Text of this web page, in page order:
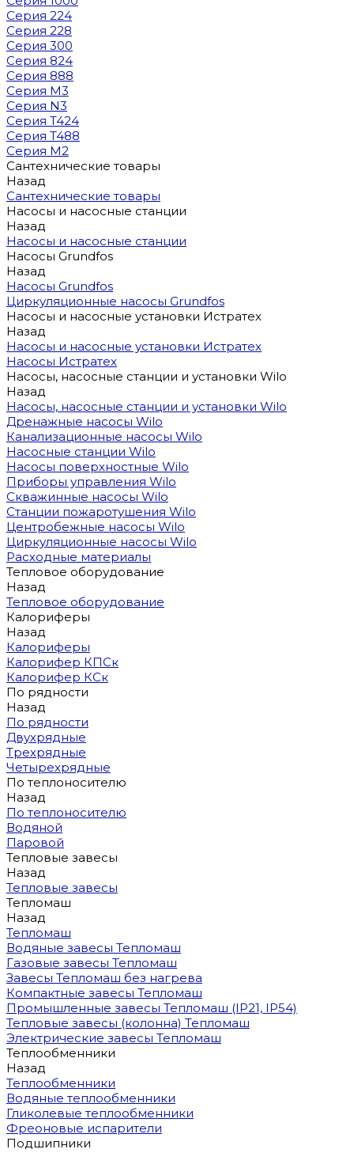
Серия 224
Серия 228
Серия 300
Серия 824
Серия 888
Серия M3
Серия N3
Серия T424
Серия T488
Серия М2
Сантехнические товары
Назад
Сантехнические товары
Насосы и насосные станции
Назад
Насосы и насосные станции
Насосы Grundfos
Назад
Насосы Grundfos
Циркуляционные насосы Grundfos
Насосы и насосные установки Истратех
Назад
Насосы и насосные установки Истратех
Насосы Истратех
Насосы, насосные станции и установки Wilo
Назад
Насосы, насосные станции и установки Wilo
Дренажные насосы Wilo
Канализационные насосы Wilo
Насосные станции Wilo
Насосы поверхностные Wilo
Приборы управления Wilo
Скважинные насосы Wilo
Станции пожаротушения Wilo
Центробежные насосы Wilo
Циркуляционные насосы Wilo
Расходные материалы
Тепловое оборудование
Назад
Тепловое оборудование
Калориферы
Назад
Калориферы
Калорифер КПСк
Калорифер КСк
По рядности
Назад
По рядности
Двухрядные
Трехрядные
Четырехрядные
По теплоносителю
Назад
По теплоносителю
Водяной
Паровой
Тепловые завесы
Назад
Тепловые завесы
Тепломаш
Назад
Тепломаш
Водяные завесы Тепломаш
Газовые завесы Тепломаш
Завесы Тепломаш без нагрева
Компактные завесы Тепломаш
Промышленные завесы Тепломаш (IP21, IP54)
Тепловые завесы (колонна) Тепломаш
Электрические завесы Тепломаш
Теплообменники
Назад
Теплообменники
Водяные теплообменники
Гликолевые теплообменники
Фреоновые испарители
Подшипники